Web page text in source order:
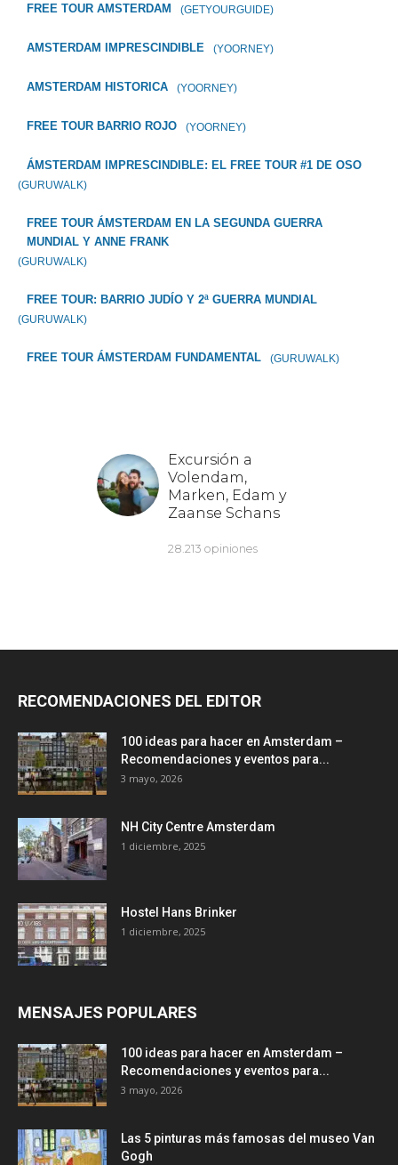
FREE TOUR AMSTERDAM (GETYOURGUIDE)
AMSTERDAM IMPRESCINDIBLE (YOORNEY)
AMSTERDAM HISTORICA (YOORNEY)
FREE TOUR BARRIO ROJO (YOORNEY)
ÁMSTERDAM IMPRESCINDIBLE: EL FREE TOUR #1 DE OSO
(GURUWALK)
FREE TOUR ÁMSTERDAM EN LA SEGUNDA GUERRA
MUNDIAL Y ANNE FRANK
(GURUWALK)
FREE TOUR: BARRIO JUDÍO Y 2ª GUERRA MUNDIAL
(GURUWALK)
FREE TOUR ÁMSTERDAM FUNDAMENTAL (GURUWALK)
RECOMENDACIONES DEL EDITOR
100 ideas para hacer en Amsterdam –
Recomendaciones y eventos para...
3 mayo, 2026
NH City Centre Amsterdam
1 diciembre, 2025
Hostel Hans Brinker
1 diciembre, 2025
MENSAJES POPULARES
100 ideas para hacer en Amsterdam –
Recomendaciones y eventos para...
3 mayo, 2026
Las 5 pinturas más famosas del museo Van
Gogh